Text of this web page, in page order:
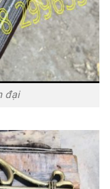
đại